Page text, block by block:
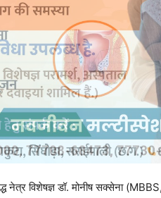
नेत्र विशेषज्ञ डॉ. मोनीष सक्सेना